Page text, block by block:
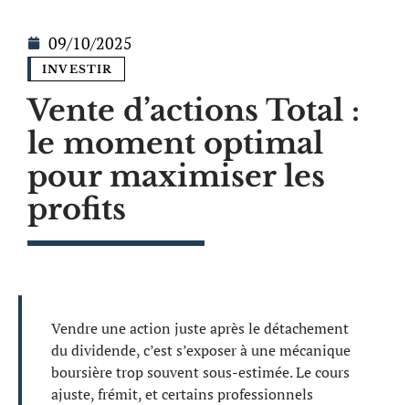
09/10/2025
INVESTIR
Vente d’actions Total :
le moment optimal
pour maximiser les
profits
Vendre une action juste après le détachement
du dividende, c’est s’exposer à une mécanique
boursière trop souvent sous-estimée. Le cours
ajuste, frémit, et certains professionnels